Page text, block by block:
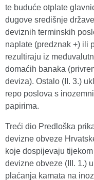
te buduće otplate
dugove središnje
deviznih terminskih
naplate (predznak +) ili
rezultiraju iz
domaćih banaka
deviza). Ostalo (II. 3.)
repo poslova s
papirima.
Treći dio Predloška
devizne obveze
koje dospijevaju
devizne obveze (III. 1.)
plaćanja kamata na